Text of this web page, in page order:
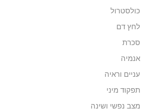
כולסטרול
לחץ דם
סכרת
אנמיה
עניים וראיה
תפקוד מיני
מצב נפשי ושינה